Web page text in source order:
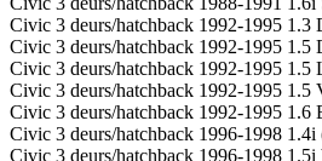
Civic 3 deurs/hatchback 1992-1995
Civic 3 deurs/hatchback 1992-1995
Civic 3 deurs/hatchback 1992-1995 1.5
Civic 3 deurs/hatchback 1992-1995 1.5
Civic 3 deurs/hatchback 1992-1995 1.6
Civic 3 deurs/hatchback 1996-1998 1.4i
Civic 3 deurs/hatchback 1996-1998